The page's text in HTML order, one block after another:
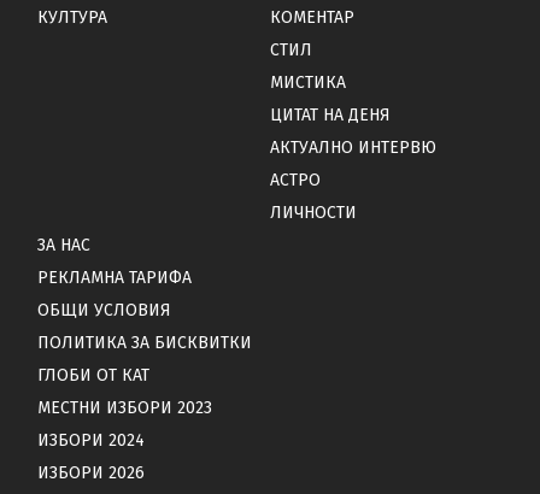
КУЛТУРА
КОМЕНТАР
СТИЛ
МИСТИКА
ЦИТАТ НА ДЕНЯ
АКТУАЛНО ИНТЕРВЮ
АСТРО
ЛИЧНОСТИ
ЗА НАС
РЕКЛАМНА ТАРИФА
ОБЩИ УСЛОВИЯ
ПОЛИТИКА ЗА БИСКВИТКИ
ГЛОБИ ОТ КАТ
МЕСТНИ ИЗБОРИ 2023
ИЗБОРИ 2024
ИЗБОРИ 2026